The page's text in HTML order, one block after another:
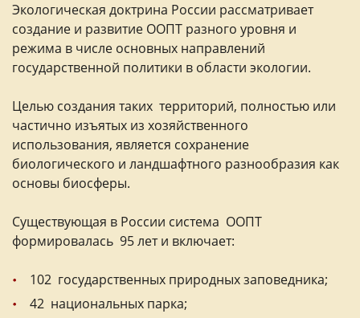
Экологическая доктрина России рассматривает
создание и развитие ООПТ разного уровня и
режима в числе основных направлений
государственной политики в области экологии.
Целью создания таких территорий, полностью или
частично изъятых из хозяйственного
использования, является сохранение
биологического и ландшафтного разнообразия как
основы биосферы.
Существующая в России система ООПТ
формировалась 95 лет и включает:
102 государственных природных заповедника;
42 национальных парка;